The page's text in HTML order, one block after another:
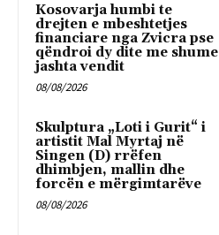
Kosovarja humbi te
drejten e mbeshtetjes
financiare nga Zvicra pse
qëndroi dy dite me shume
jashta vendit
08/08/2026
Skulptura „Loti i Gurit“ i
artistit Mal Myrtaj në
Singen (D) rrëfen
dhimbjen, mallin dhe
forcën e mërgimtarëve
08/08/2026